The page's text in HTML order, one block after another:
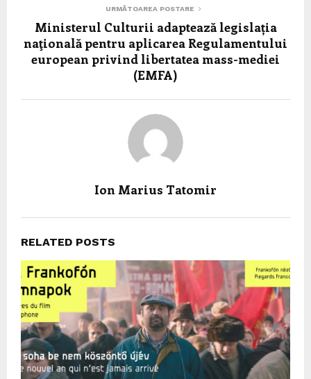
URMĂTOAREA POSTARE
Ministerul Culturii adaptează legislația
naţională pentru aplicarea Regulamentului
european privind libertatea mass-mediei
(EMFA)
Ion Marius Tatomir
RELATED POSTS